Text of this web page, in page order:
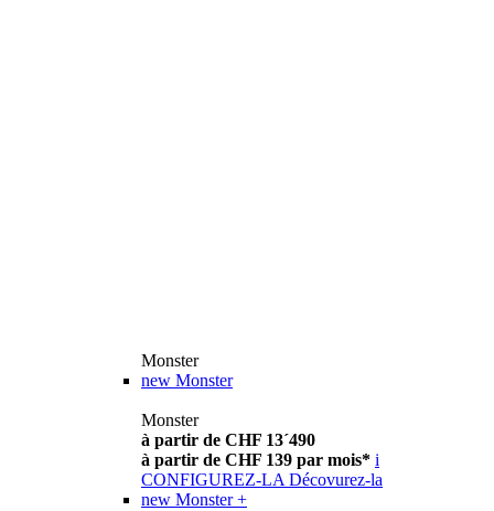
Monster
new Monster
Monster
à partir de CHF 13´490
à partir de CHF 139 par mois* i
CONFIGUREZ-LA Décovurez-la
new Monster +